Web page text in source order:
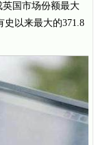
英国市场份额最大
史以来最大的371.8